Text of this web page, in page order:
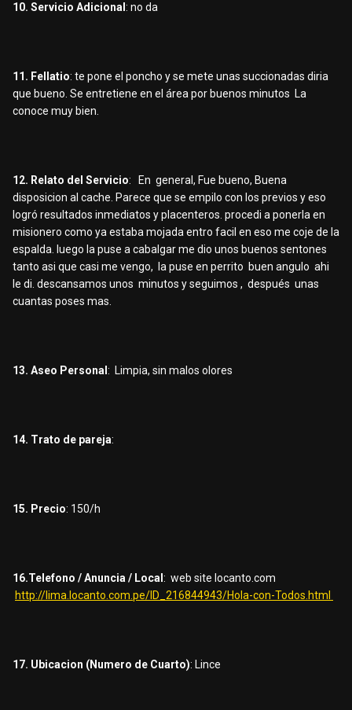
10. Servicio Adicional : no da
11. Fellatio: te pone el poncho y se mete unas succionadas diria
que bueno. Se entretiene en el área por buenos minutos La
conoce muy bien.
12. Relato del Servicio: En general, Fue bueno, Buena
disposicion al cache. Parece que se empilo con los previos y eso
logró resultados inmediatos y placenteros. procedi a ponerla en
misionero como ya estaba mojada entro facil en eso me coje de la
espalda. luego la puse a cabalgar me dio unos buenos sentones
tanto asi que casi me vengo, la puse en perrito buen angulo ahi
le di. descansamos unos minutos y seguimos , después unas
cuantas poses mas.
13. Aseo Personal : Limpia, sin malos olores
14. Trato de pareja:
15. Precio: 150/h
16.Telefono / Anuncia / Local : web site locanto.com
http://lima.locanto.com.pe/ID_216844943/Hola-con-Todos.html
17. Ubicacion (Numero de Cuarto): Lince